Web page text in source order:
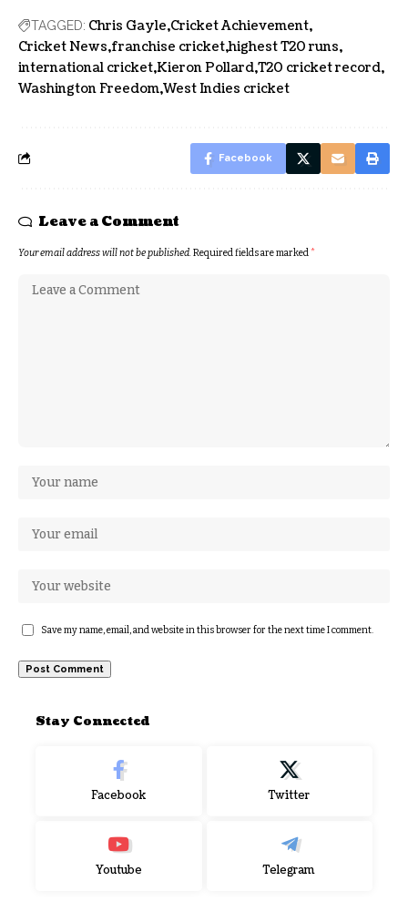
TAGGED: Chris Gayle Cricket Achievement
Cricket News franchise cricket highest T20 runs
international cricket Kieron Pollard T20 cricket record
Washington Freedom West Indies cricket
Facebook
Leave a Comment
Your email address will not be published.Required fields are marked*
Save my name, email, and website in this browser for the next time I comment.
Stay Connected
Facebook Twitter
Youtube Telegram